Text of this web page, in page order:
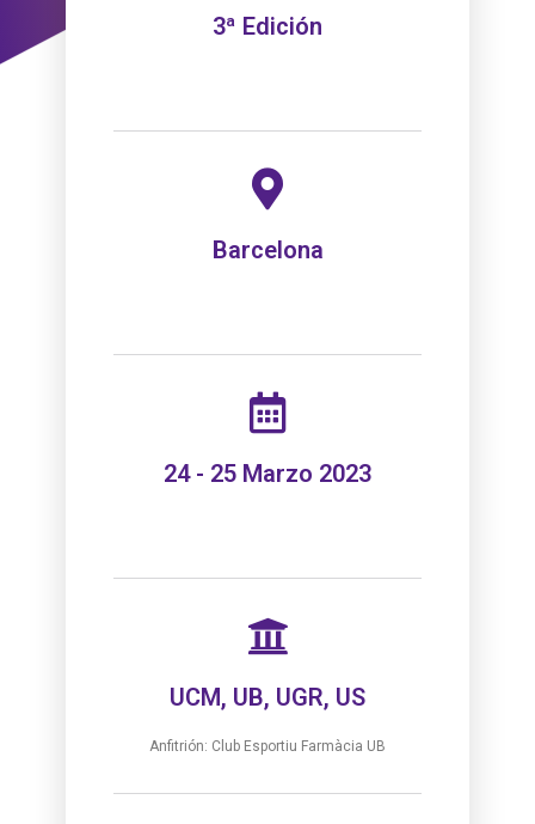
3ª Edición
Barcelona
24 - 25 Marzo 2023
UCM, UB, UGR​, US
Anfitrión: Club Esportiu Farmàcia UB